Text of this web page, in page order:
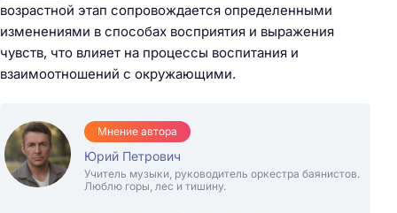
возрастной этап сопровождается определенными
изменениями в способах восприятия и выражения
чувств, что влияет на процессы воспитания и
взаимоотношений с окружающими.
Мнение автора
Юрий Петрович
Учитель музыки, руководитель оркестра баянистов.
Люблю горы, лес и тишину.